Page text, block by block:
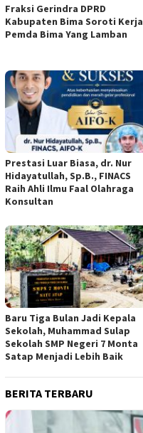
Fraksi Gerindra DPRD
Kabupaten Bima Soroti Kerja
Pemda Bima Yang Lamban
Prestasi Luar Biasa, dr. Nur
Hidayatullah, Sp.B., FINACS
Raih Ahli Ilmu Faal Olahraga
Konsultan
Baru Tiga Bulan Jadi Kepala
Sekolah, Muhammad Sulap
Sekolah SMP Negeri 7 Monta
Satap Menjadi Lebih Baik
BERITA TERBARU